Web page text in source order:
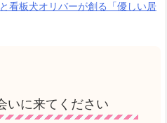
看板犬オリバーが創る「優しい居
いに来てください